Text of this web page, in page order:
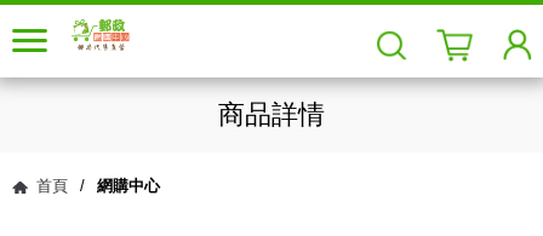
商品詳情
首頁 / 網購中心